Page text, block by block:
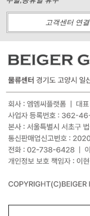
고객센터 연결